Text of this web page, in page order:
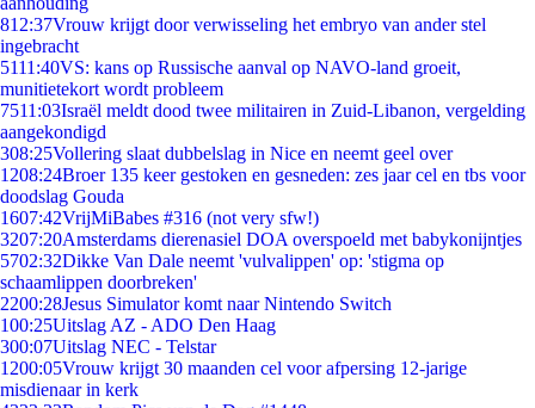
812:37Vrouw krijgt door verwisseling het embryo van ander stel
ingebracht
5111:40VS: kans op Russische aanval op NAVO-land groeit,
munitietekort wordt probleem
7511:03Israël meldt dood twee militairen in Zuid-Libanon, vergelding
aangekondigd
308:25Vollering slaat dubbelslag in Nice en neemt geel over
1208:24Broer 135 keer gestoken en gesneden: zes jaar cel en tbs voor
doodslag Gouda
1607:42VrijMiBabes #316 (not very sfw!)
3207:20Amsterdams dierenasiel DOA overspoeld met babykonijntjes
5702:32Dikke Van Dale neemt 'vulvalippen' op: 'stigma op
schaamlippen doorbreken'
2200:28Jesus Simulator komt naar Nintendo Switch
100:25Uitslag AZ - ADO Den Haag
300:07Uitslag NEC - Telstar
1200:05Vrouw krijgt 30 maanden cel voor afpersing 12-jarige
misdienaar in kerk